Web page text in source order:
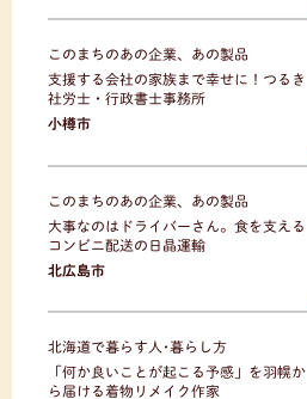
このまちのあの企業、あの製品
支援する会社の家族まで幸せに！つるき
社労士・行政書士事務所
小樽市
このまちのあの企業、あの製品
大事なのはドライバーさん。食を支える
コンビニ配送の日晶運輸
北広島市
北海道で暮らす人･暮らし方
「何か良いことが起こる予感」を羽幌か
ら届ける着物リメイク作家